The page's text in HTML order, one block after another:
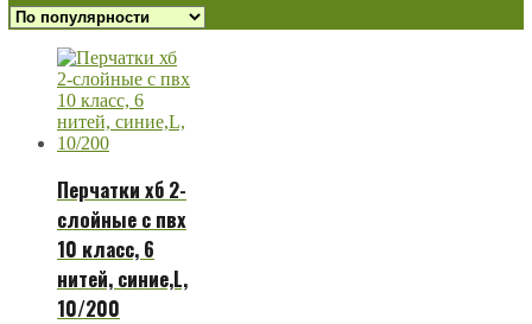
Перчатки хб 2-
слойные с пвх
10 класс, 6
нитей, синие,L,
10/200